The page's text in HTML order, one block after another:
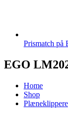
Prismatch
EGO
Home
Shop
Plæneklippere